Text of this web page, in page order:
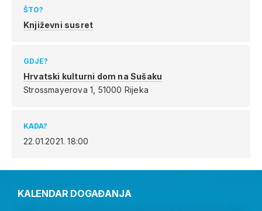
ŠTO?
Književni susret
GDJE?
Hrvatski kulturni dom na Sušaku
Strossmayerova 1, 51000 Rijeka
KADA?
22.01.2021.18:00
KALENDAR DOGAĐANJA